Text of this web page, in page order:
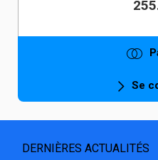
Se
DERNIÈRES ACTUALITÉS